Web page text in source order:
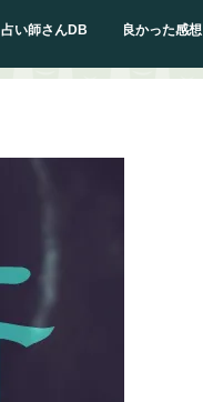
占い師さんDB 良かった感想